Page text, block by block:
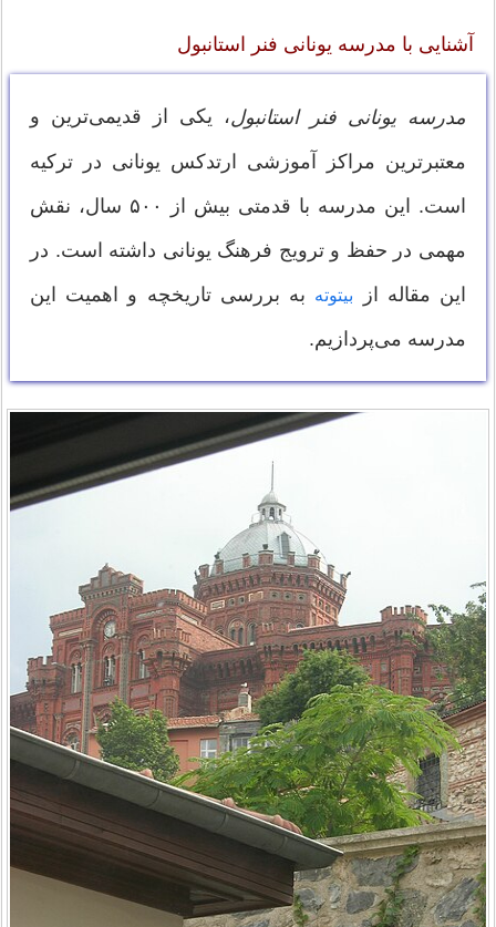
آشنایی با مدرسه یونانی فنر استانبول
مدرسه یونانی فنر استانبول، یکی از قدیمی‌ترین و
معتبرترین مراکز آموزشی ارتدکس یونانی در ترکیه
است. این مدرسه با قدمتی بیش از ۵۰۰ سال، نقش
مهمی در حفظ و ترویج فرهنگ یونانی داشته است. در
این مقاله از
بیتوته به بررسی تاریخچه و اهمیت این
مدرسه می‌پردازیم.